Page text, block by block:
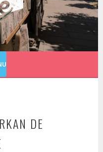
DE